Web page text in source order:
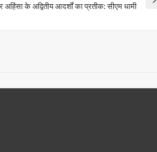
के अद्वितीय आदर्शों का प्रतीक: सीएम धामी